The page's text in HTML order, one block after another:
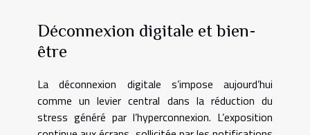
Déconnexion digitale et bien-
être
La déconnexion digitale s’impose aujourd’hui
comme un levier central dans la réduction du
stress généré par l’hyperconnexion. L’exposition